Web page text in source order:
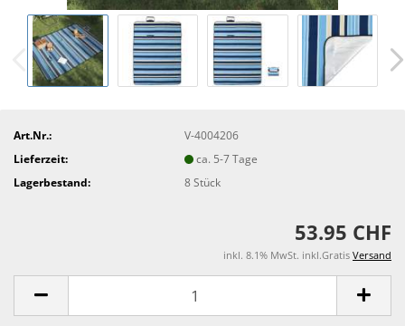
Art.Nr.:
V-4004206
Lieferzeit:
ca. 5-7 Tage
Lagerbestand:
8Stück
53.95 CHF
inkl. 8.1% MwSt. inkl.Gratis Versand